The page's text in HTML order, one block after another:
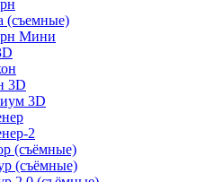
(съемные)
Мини
3D
3D
2
(съёмные)
(съёмные)